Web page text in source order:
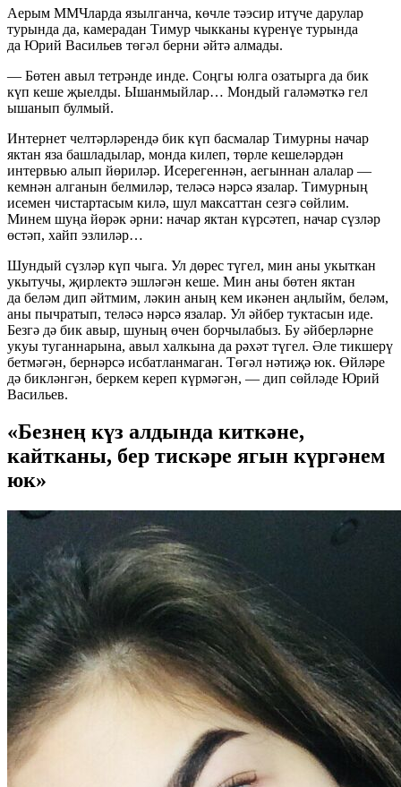
Аерым ММЧларда язылганча, көчле тәэсир итүче дарулар
турында да, камерадан Тимур чыкканы күренүе турында
да Юрий Васильев төгәл берни әйтә алмады.
— Бөтен авыл тетрәнде инде. Соңгы юлга озатырга да бик
күп кеше җыелды. Ышанмыйлар… Мондый галәмәткә гел
ышанып булмый.
Интернет челтәрләрендә бик күп басмалар Тимурны начар
яктан яза башладылар, монда килеп, төрле кешеләрдән
интервью алып йөриләр. Исерегеннән, аегыннан алалар —
кемнән алганын белмиләр, теләсә нәрсә язалар. Тимурның
исемен чистартасым килә, шул максаттан сезгә сөйлим.
Минем шуңа йөрәк әрни: начар яктан күрсәтеп, начар сүзләр
өстәп, хайп эзлиләр…
Шундый сүзләр күп чыга. Ул дөрес түгел, мин аны укыткан
укытучы, җирлектә эшләгән кеше. Мин аны бөтен яктан
да беләм дип әйтмим, ләкин аның кем икәнен аңлыйм, беләм,
аны пычратып, теләсә нәрсә язалар. Ул әйбер туктасын иде.
Безгә дә бик авыр, шуның өчен борчылабыз. Бу әйберләрне
укуы туганнарына, авыл халкына да рәхәт түгел. Әле тикшерү
бетмәгән, бернәрсә исбатланмаган. Төгәл нәтиҗә юк. Өйләре
дә бикләнгән, беркем кереп күрмәгән, — дип сөйләде Юрий
Васильев.
«Безнең күз алдында киткәне,
кайтканы, бер тискәре ягын күргәнем
юк»